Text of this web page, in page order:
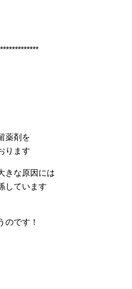
薬剤を
ります
きな原因には
しています
のです！